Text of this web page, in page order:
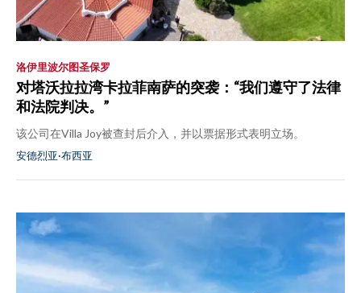
洛伊里波尔图圣保罗
对塔沃拉拉湾卡拉菲南萨的突袭：“我们遵守了法律
和法院判决。”
该公司在Villa Joy被查封后介入，并以票据形式表明立场。
安德烈亚·布西亚